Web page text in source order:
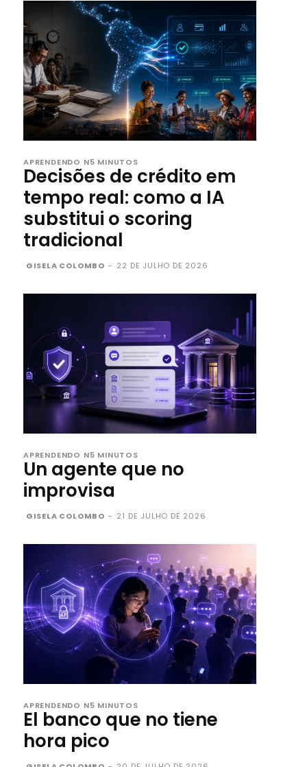
APRENDENDO N5 MINUTOS
Decisões de crédito em
tempo real: como a IA
substitui o scoring
tradicional
GISELA COLOMBO - 22 DE JULHO DE 2026
APRENDENDO N5 MINUTOS
Un agente que no
improvisa
GISELA COLOMBO - 21 DE JULHO DE 2026
APRENDENDO N5 MINUTOS
El banco que no tiene
hora pico